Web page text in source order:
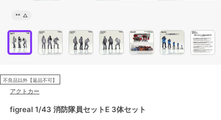
** △
不良品以外【返品不可】
アクトカー
figreal 1/43 消防隊員セットE 3体セット